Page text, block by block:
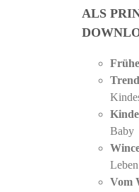
ALS
Baby
Leben
Vom